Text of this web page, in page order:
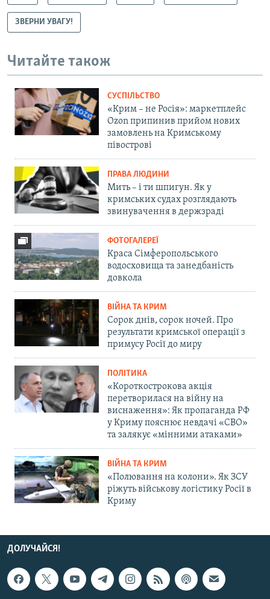
ЗВЕРНИ УВАГУ!
Читайте також
СУСПІЛЬСТВО
«Крим – не Росія»: маркетплейс
Ozon припинив прийом нових
замовлень на Кримському
півострові
ПРАВА ЛЮДИНИ
Мить – і ти шпигун. Як у
кримських судах розглядають
звинувачення в держзраді
ФОТОГАЛЕРЕЇ
Краса Сімферопольського
водосховища та занедбаність
довкола
ВІЙНА ТА КРИМ
Сорок днів, сорок ночей. Про
результати кримської операції з
примусу Росії до миру
ПОЛІТИКА
«Короткострокова акція
перетворилася на війну на
виснаження»: Як пропаганда РФ
у Криму пояснює невдачі «СВО»
та залякує «мінними атаками»
ВІЙНА ТА КРИМ
«Полювання на колони». Як ЗСУ
ріжуть військову логістику Росії в
Криму
ДОЛУЧАЙСЯ!